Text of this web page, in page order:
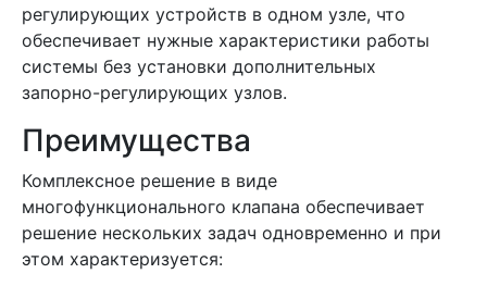
регулирующих устройств в одном узле, что
обеспечивает нужные характеристики работы
системы без установки дополнительных
запорно-регулирующих узлов.
Преимущества
Комплексное решение в виде
многофункционального клапана обеспечивает
решение нескольких задач одновременно и при
этом характеризуется: